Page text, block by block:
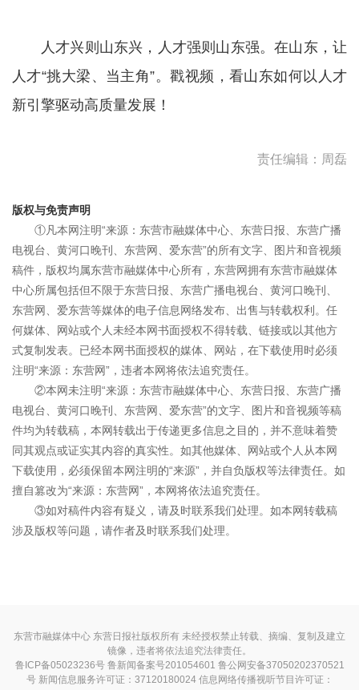
人才兴则山东兴，人才强则山东强。在山东，让
人才“挑大梁、当主角”。戳视频，看山东如何以人才
新引擎驱动高质量发展！
责任编辑：周磊
版权与免责声明
①凡本网注明“来源：东营市融媒体中心、东营日报、东营广播
电视台、黄河口晚刊、东营网、爱东营”的所有文字、图片和音视频
稿件，版权均属东营市融媒体中心所有，东营网拥有东营市融媒体
中心所属包括但不限于东营日报、东营广播电视台、黄河口晚刊、
东营网、爱东营等媒体的电子信息网络发布、出售与转载权利。任
何媒体、网站或个人未经本网书面授权不得转载、链接或以其他方
式复制发表。已经本网书面授权的媒体、网站，在下载使用时必须
注明“来源：东营网”，违者本网将依法追究责任。
②本网未注明“来源：东营市融媒体中心、东营日报、东营广播
电视台、黄河口晚刊、东营网、爱东营”的文字、图片和音视频等稿
件均为转载稿，本网转载出于传递更多信息之目的，并不意味着赞
同其观点或证实其内容的真实性。如其他媒体、网站或个人从本网
下载使用，必须保留本网注明的“来源”，并自负版权等法律责任。如
擅自篡改为“来源：东营网”，本网将依法追究责任。
③如对稿件内容有疑义，请及时联系我们处理。如本网转载稿
涉及版权等问题，请作者及时联系我们处理。
东营市融媒体中心 东营日报社版权所有 未经授权禁止转载、摘编、复制及建立
镜像，违者将依法追究法律责任。
鲁ICP备05023236号鲁新闻备案号201054601 鲁公网安备37050202370521
号 新闻信息服务许可证：37120180024信息网络传播视听节目许可证：